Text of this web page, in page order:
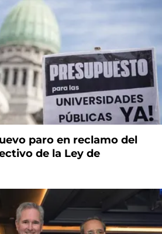
paro en reclamo del
de la Ley de